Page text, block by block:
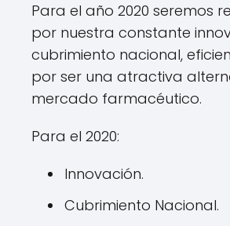
Para el año 2020 seremos
por nuestra constante
cubrimiento nacional,
por ser una atractiva
mercado farmacéutico.
Para el 2020:
Innovación.
Cubrimiento Nacional.